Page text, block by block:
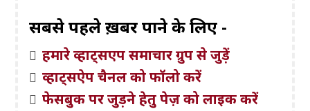
सबसे पहले ख़बरें पाने के लिए -
हमारे व्हाट्सएप समाचार ग्रुप से जुड़ें
व्हाट्सऐप चैनल को फॉलो करें
फेसबुक पर जुड़ने हेतु पेज़ को लाइक करें